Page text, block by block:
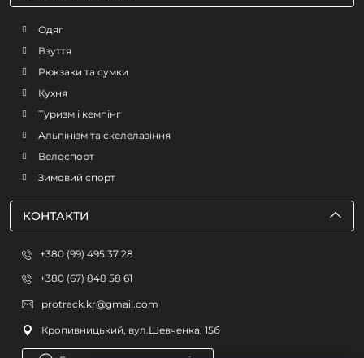
Одяг
Взуття
Рюкзаки та сумки
Кухня
Туризм і кемпінг
Альпінізм та скелелазіння
Велоспорт
Зимовий спорт
КОНТАКТИ
+380 (99) 495 37 28
+380 (67) 848 58 61
protrack.kr@gmail.com
Кропивницький, вул.Шевченка, 15б